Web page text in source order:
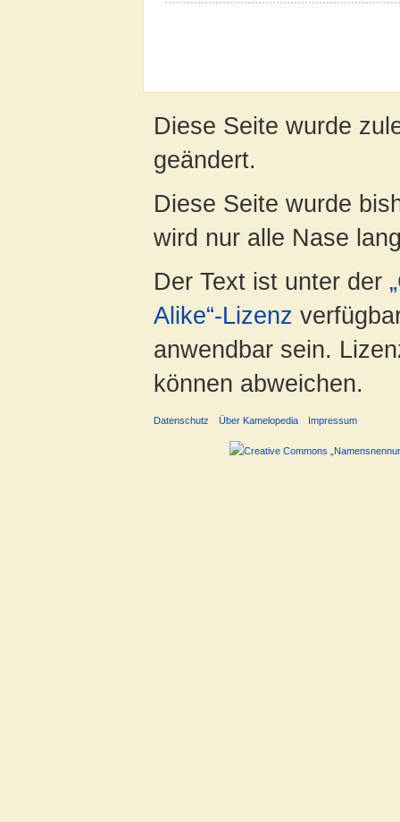
Diese Seite wurde
geändert.
Diese Seite wurde
wird nur alle Nase
Der Text ist unter der
Alike“-Lizenz
anwendbar sein.
können abweichen.
Datenschutz Über Kamelopedia Impressum